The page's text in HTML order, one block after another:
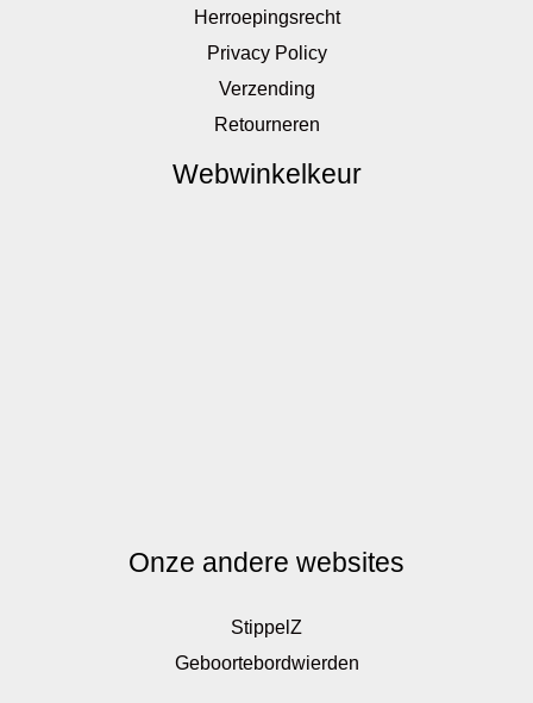
Herroepingsrecht
Privacy Policy
Verzending
Retourneren
Webwinkelkeur
Onze andere websites
StippelZ
Geboortebordwierden